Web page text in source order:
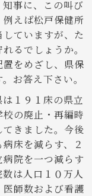
事に、この叫び
えば松戸保健所
ていますが、た
るでしょうか。
をめざし、県保
お答え下さい。
１９１床の県立
の廃止・再編時
きました。今後
床を減らす、２
院を一つ減らす
は人口１０万人
師数および看護